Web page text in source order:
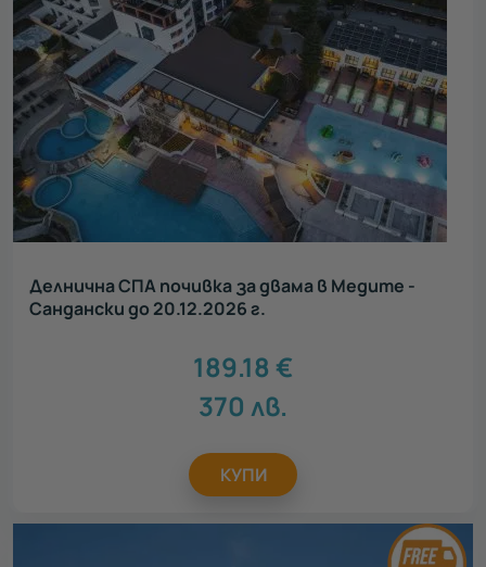
Делнична СПА почивка за двама в Медите -
Сандански до 20.12.2026 г.
189.18 €
370 лв.
КУПИ